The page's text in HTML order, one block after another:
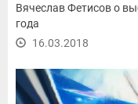
Вячеслав Фетисов о
года
16.03.2018